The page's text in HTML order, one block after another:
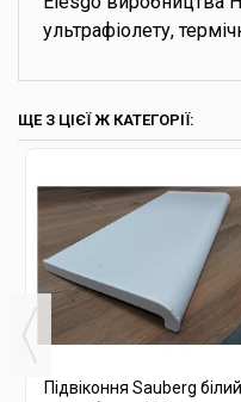
ультрафіолету,
ЩЕ З ЦІЄЇ Ж КАТЕГОРІЇ:
Підвіконня Sauberg білий